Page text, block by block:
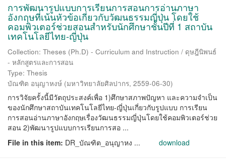
การพัฒนารูปแบบการเรียนการสอนการอ่านภาษา
อังกฤษที่เน้นหัวข้อเกี่ยวกับวัฒนธรรมญี่ปุ่น โดยใช้
คอมพิวเตอร์ช่วยสอนสำหรับนักศึกษาชั้นปีที่ 1 สถาบัน
เทคโนโลยีไทย-ญี่ปุ่น
Collection: Theses (Ph.D) - Curriculum and Instruction / ดุษฎีนิพนธ์
- หลักสูตรและการสอน
Type: Thesis
บัณฑิต อนุญาหงษ์ (มหาวิทยาลัยศิลปากร, 2559-06-30)
การวิจัยครั้งนี้มีวัตถุประสงค์เพื่อ 1)ศึกษาสภาพปัญหา และความจำเป็น
ของนักศึกษาสถาบันเทคโนโลยีไทย-ญี่ปุ่นเกี่ยวกับรูปแบบ การเรียน
การสอนอ่านภาษาอังกฤษเรื่องวัฒนธรรมญี่ปุ่นโดยใช้คอมพิวเตอร์ช่วย
สอน 2)พัฒนารูปแบบการเรียนการสอ ...
File in this item: DR_บัณฑิต_อนุญาหง ... download